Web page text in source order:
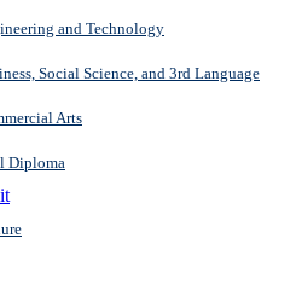
and Technology
Social Science, and 3rd Language
Arts
Diploma